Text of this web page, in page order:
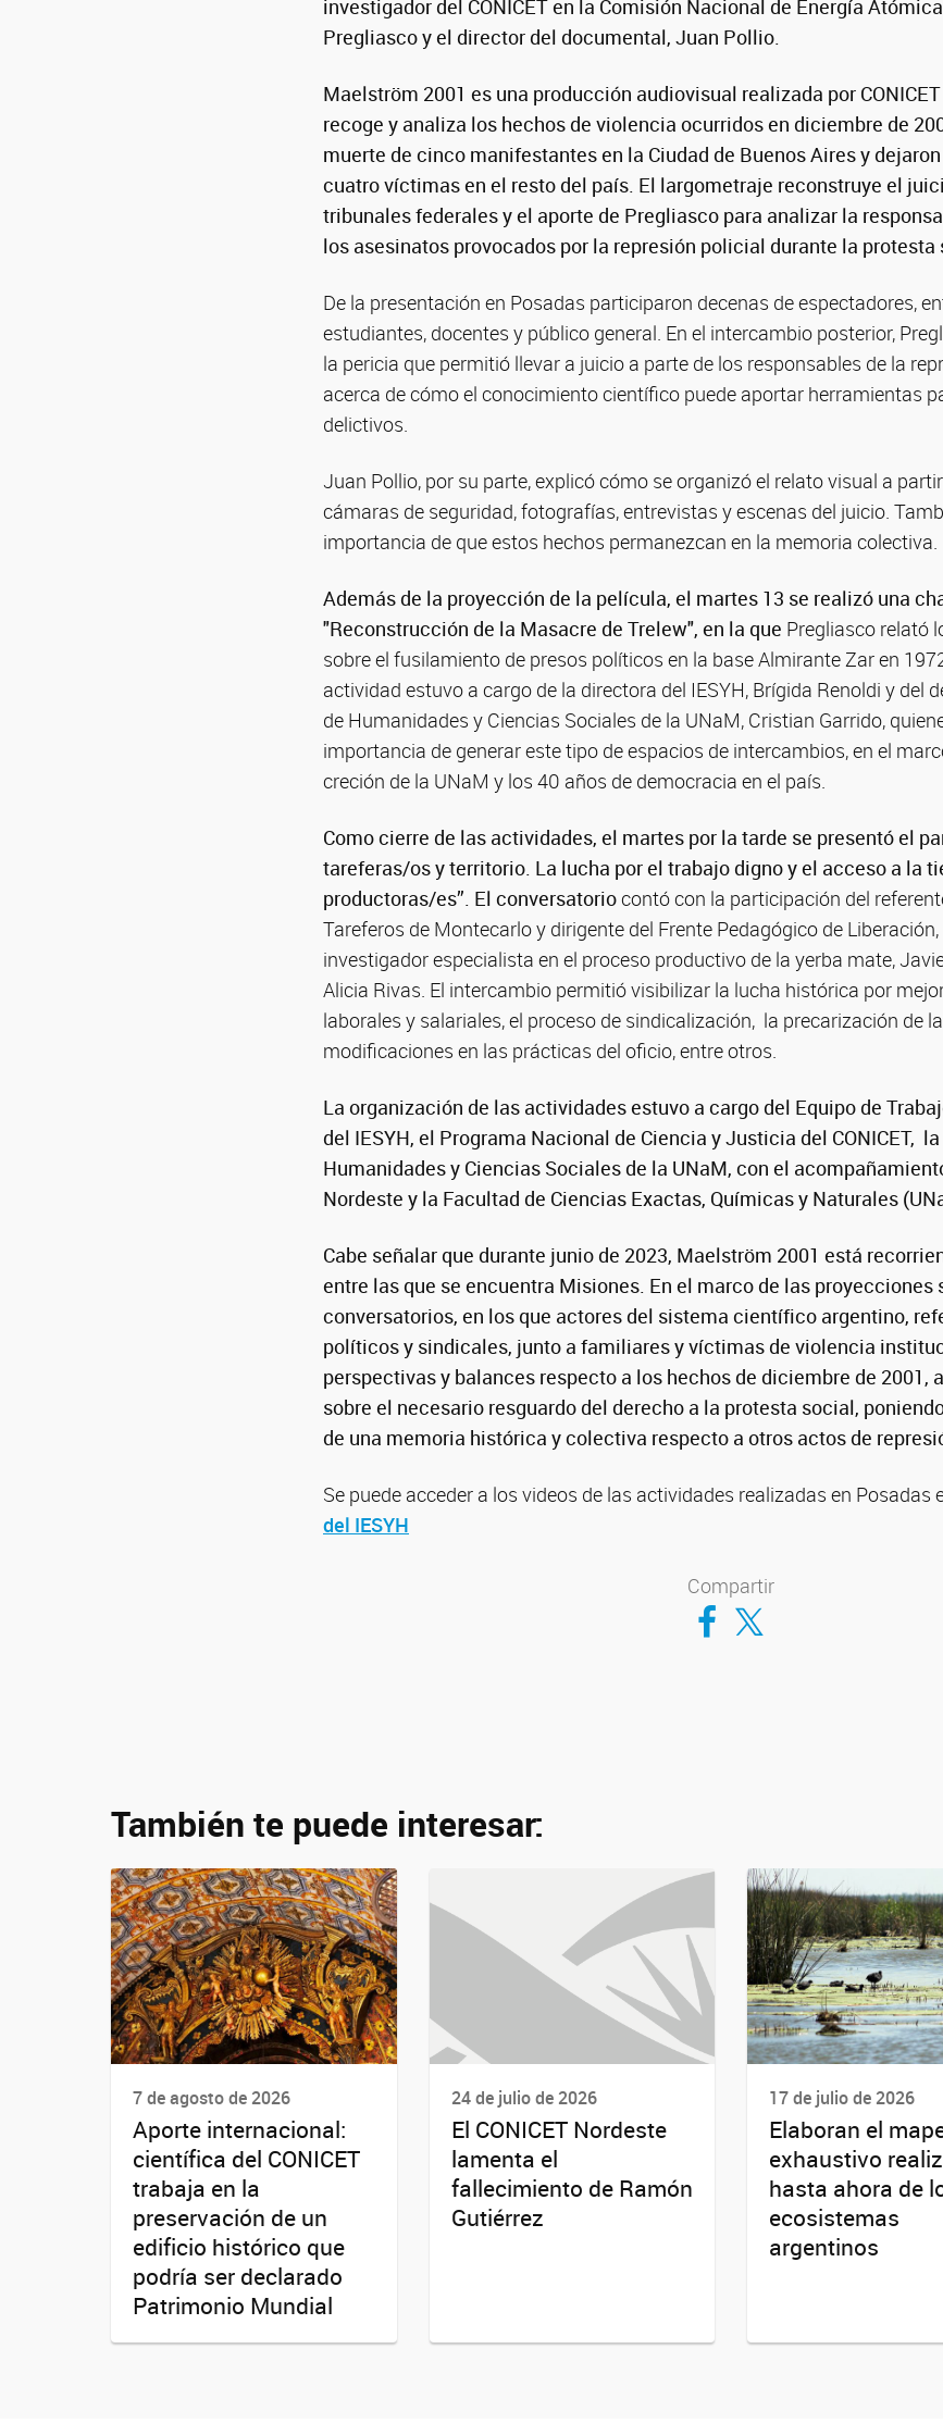
investigador del CONICET en la Comisión Nacional de Energía
Pregliasco y el director del documental, Juan Pollio.
Maelström 2001 es una producción audiovisual realizada por
recoge y analiza los hechos de violencia ocurridos en diciembre de
muerte de cinco manifestantes en la Ciudad de Buenos Aires y
cuatro víctimas en el resto del país. El largometraje reconstruye el
tribunales federales y el aporte de Pregliasco para analizar la
los asesinatos provocados por la represión policial durante la protesta
De la presentación en Posadas participaron decenas de espectadores,
estudiantes, docentes y público general. En el intercambio posterior,
la pericia que permitió llevar a juicio a parte de los responsables de la
acerca de cómo el conocimiento científico puede aportar herramientas
delictivos.
Juan Pollio, por su parte, explicó cómo se organizó el relato visual a
cámaras de seguridad, fotografías, entrevistas y escenas del juicio.
importancia de que estos hechos permanezcan en la memoria colectiva.
Además de la proyección de la película, el martes 13 se realizó una
"Reconstrucción de la Masacre de Trelew", en la que Pregliasco relató
sobre el fusilamiento de presos políticos en la base Almirante Zar en
actividad estuvo a cargo de la directora del IESYH, Brígida Renoldi y del
de Humanidades y Ciencias Sociales de la UNaM, Cristian Garrido,
importancia de generar este tipo de espacios de intercambios, en el
creción de la UNaM y los 40 años de democracia en el país.
Como cierre de las actividades, el martes por la tarde se presentóel
tareferas/os y territorio. La lucha por el trabajo digno y el acceso a la
productoras/es”. El conversatoriocontó con la participación del
Tareferos de Montecarlo y dirigente del Frente Pedagógico de Liberación,
investigador especialista en el proceso productivo de la yerba mate,
Alicia Rivas. El intercambio permitió visibilizar la lucha histórica por
laborales y salariales, el proceso de sindicalización, la precarización de
modificaciones en las prácticas del oficio, entre otros.
La organización de las actividades estuvo a cargo del Equipo de
del IESYH, el Programa Nacional de Ciencia y Justicia del CONICET,
Humanidades y Ciencias Sociales de la UNaM, con el
Nordeste y la Facultad de Ciencias Exactas, Químicas y Naturales
Cabe señalar que durante junio de 2023, Maelström 2001 está
entre las que se encuentra Misiones. En el marco de las proyecciones
conversatorios, en los que actores del sistema científico argentino,
políticos y sindicales, junto a familiares y víctimas de violencia
perspectivas y balances respecto a los hechos de diciembre de 2001,
sobre el necesario resguardo del derecho a la protesta social,
de una memoria histórica y colectiva respecto a otros actos de
Se puede acceder a los videos de las actividades realizadas en Posadas
del IESYH
Compartir
Compartir en Facebook
Compartir en Twitter
También te puede interesar:
7 de agosto de 2026
Aporte internacional:
científica del CONICET
trabaja en la
preservación de un
edificio histórico que
podría ser declarado
Patrimonio Mundial
24 de julio de 2026
El CONICET Nordeste
lamenta el
fallecimiento de Ramón
Gutiérrez
17 de julio de 2026
Elaboran el
exhaustivo
hasta ahora de
ecosistemas
argentinos